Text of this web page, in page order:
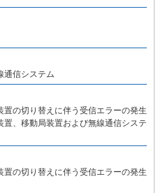
通信システム
の切り替えに伴う受信エラーの発生
、移動局装置および無線通信システ
の切り替えに伴う受信エラーの発生